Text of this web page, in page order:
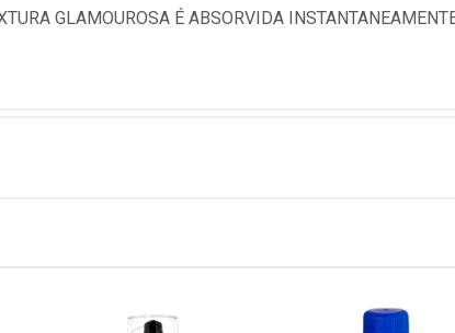
GLAMOUROSA É ABSORVIDA